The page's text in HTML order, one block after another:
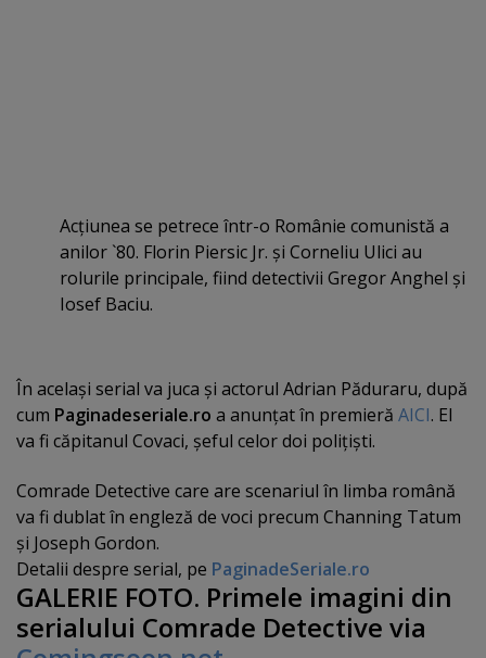
Acţiunea se petrece într-o Românie comunistă a
anilor `80. Florin Piersic Jr. şi Corneliu Ulici au
rolurile principale, fiind detectivii Gregor Anghel şi
Iosef Baciu.
În acelaşi serial va juca şi actorul Adrian Păduraru, după
cum Paginadeseriale.ro a anunţat în premieră AICI. El
va fi căpitanul Covaci, şeful celor doi poliţişti.
Comrade Detective care are scenariul în limba română
va fi dublat în engleză de voci precum Channing Tatum
şi Joseph Gordon.
Detalii despre serial, pe PaginadeSeriale.ro
GALERIE FOTO. Primele imagini din
serialului Comrade Detective via